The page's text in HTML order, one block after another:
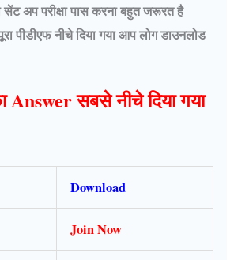
अप परीक्षा पास करना बहुत जरूरत है
पीडीएफ नीचे दिया गया आप लोग डाउनलोड
सबसे नीचे दिया गया
Download
Join Now